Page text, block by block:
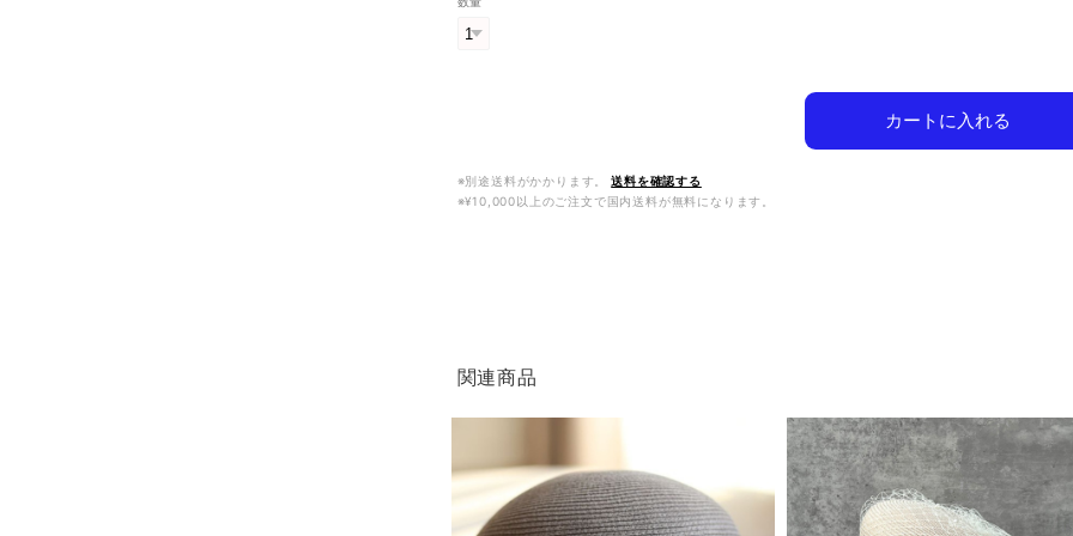
カートに入れる
※別途送料がかかります。
送料を確認する
※¥10,000以上のご注文で国内送料が無料になります。
関連商品